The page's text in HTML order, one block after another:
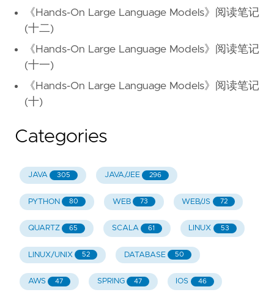
《Hands-On Large Language Models》阅读笔记
(十二)
《Hands-On Large Language Models》阅读笔记
(十一)
《Hands-On Large Language Models》阅读笔记
(十)
Categories
JAVA 305 JAVA/JEE 296
PYTHON 80 WEB 73 WEB/JS 72
QUARTZ 65 SCALA 61 LINUX 53
LINUX/UNIX 52 DATABASE 50
AWS 47 SPRING 47 IOS 46